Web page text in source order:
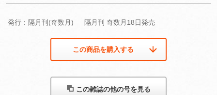
発行：隔月刊(奇数月) 隔月刊 奇数月18日発売
この商品を購入する
この雑誌の他の号を見る